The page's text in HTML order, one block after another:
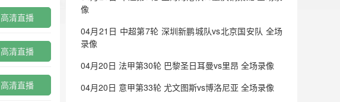
高清直播
高清直播
高清直播
像
04月21日 中超第7轮 深圳新鹏城队vs北京国安队 全场
录像
04月20日 法甲第30轮 巴黎圣日耳曼vs里昂 全场录像
04月20日 意甲第33轮 尤文图斯vs博洛尼亚 全场录像